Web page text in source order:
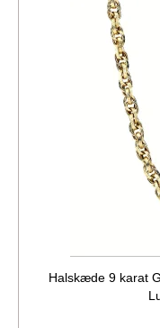
Halskæde 9 karat